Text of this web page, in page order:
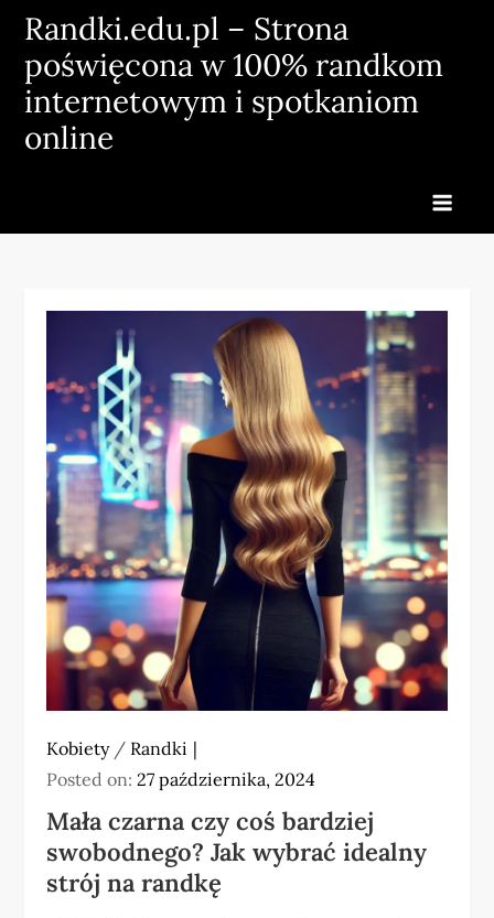
Skip
content
Randki.edu.pl – Strona
poświęcona w 100% randkom
internetowym i spotkaniom
online
Kobiety/ Randki
Posted on:27 października, 2024
Mała czarna czy coś bardziej
swobodnego? Jak wybrać idealny
strój na randkę